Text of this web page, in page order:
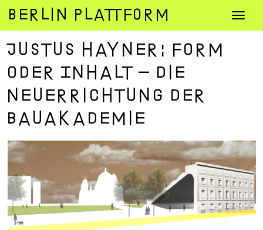
Zum
Inhalt
springen
Justus Hayner: Form
oder Inhalt – die
Neuerrichtung der
Bauakademie